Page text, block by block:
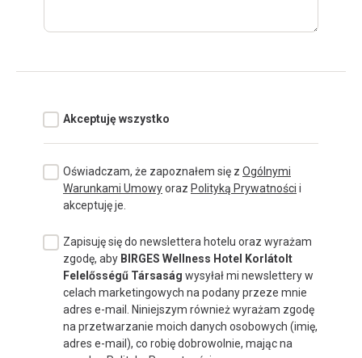
Akceptuję wszystko
Oświadczam, że zapoznałem się z Ogólnymi
Warunkami Umowyoraz Polityką Prywatności i
akceptuję je.
Zapisuję się do newslettera hotelu oraz wyrażam
zgodę, aby BIRGES Wellness Hotel Korlátolt
Felelősségű Társaság wysyłał mi newslettery w
celach marketingowych na podany przeze mnie
adres e-mail. Niniejszym również wyrażam zgodę
na przetwarzanie moich danych osobowych (imię,
adres e-mail), co robię dobrowolnie, mając na